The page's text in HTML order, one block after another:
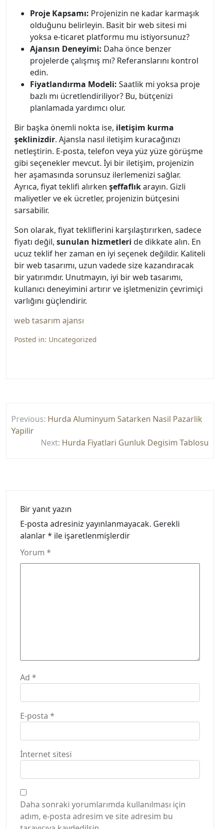
Proje Kapsamı: Projenizin ne kadar karmaşık
olduğunu belirleyin. Basit bir web sitesi mi
yoksa e-ticaret platformu mu istiyorsunuz?
Ajansın Deneyimi: Daha önce benzer
projelerde çalışmış mı? Referanslarını kontrol
edin.
Fiyatlandırma Modeli: Saatlik mi yoksa proje
bazlı mı ücretlendiriliyor? Bu, bütçenizi
planlamada yardımcı olur.
Bir başka önemli nokta ise, iletişim kurma
şeklinizdir. Ajansla nasıl iletişim kuracağınızı
netleştirin. E-posta, telefon veya yüz yüze görüşme
gibi seçenekler mevcut. İyi bir iletişim, projenizin
her aşamasında sorunsuz ilerlemenizi sağlar.
Ayrıca, fiyat teklifi alırken şeffaflıkarayın. Gizli
maliyetler ve ek ücretler, projenizin bütçesini
sarsabilir.
Son olarak, fiyat tekliflerini karşılaştırırken, sadece
fiyatı değil, sunulan hizmetleri de dikkate alın. En
ucuz teklif her zaman en iyi seçenek değildir. Kaliteli
bir web tasarımı, uzun vadede size kazandıracak
bir yatırımdır. Unutmayın, iyi bir web tasarımı,
kullanıcı deneyimini artırır ve işletmenizin çevrimiçi
varlığını güçlendirir.
web tasarım ajansı
Posted in: Uncategorized
gezinmesi
Previous: Hurda Aluminyum Satarken Nasil Pazarlik
Yapilir
Next: Hurda Fiyatlari Gunluk Degisim Tablosu
Bir yanıt yazın
E-posta adresiniz yayınlanmayacak. Gerekli
alanlar* ile işaretlenmişlerdir
Yorum *
Ad *
E-posta *
İnternet sitesi
Daha sonraki yorumlarımda kullanılması için
adım, e-posta adresim ve site adresim bu